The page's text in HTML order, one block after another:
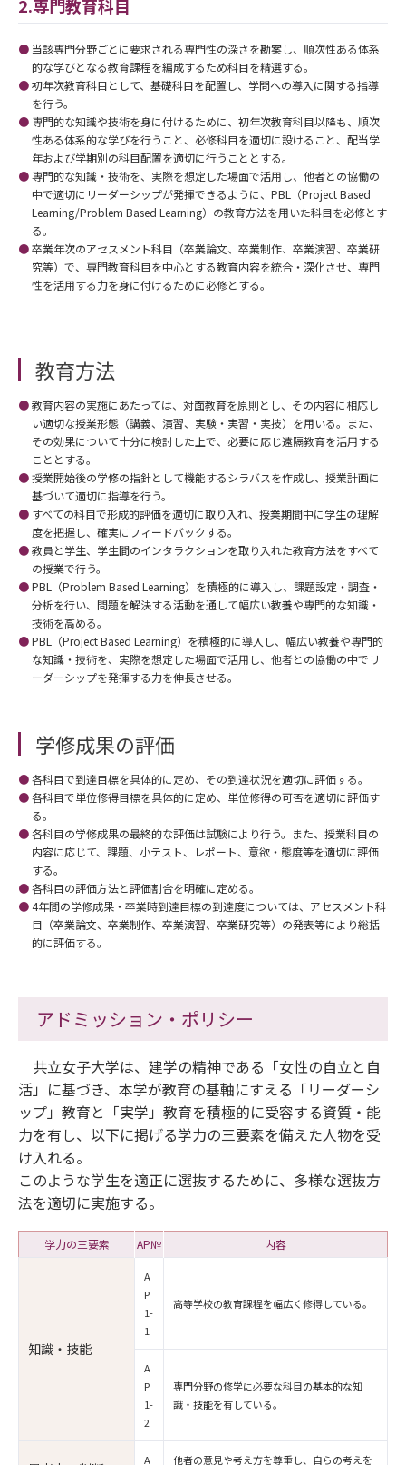
2.専門教育科目
当該専門分野ごとに要求される専門性の深さを勘案し、順次性ある体系
的な学びとなる教育課程を編成するため科目を精選する。
初年次教育科目として、基礎科目を配置し、学問への導入に関する指導
を行う。
専門的な知識や技術を身に付けるために、初年次教育科目以降も、順次
性ある体系的な学びを行うこと、必修科目を適切に設けること、配当学
年および学期別の科目配置を適切に行うこととする。
専門的な知識・技術を、実際を想定した場面で活用し、他者との協働の
中で適切にリーダーシップが発揮できるように、PBL（Project Based
Learning/Problem Based Learning）の教育方法を用いた科目を必修とす
る。
卒業年次のアセスメント科目（卒業論文、卒業制作、卒業演習、卒業研
究等）で、専門教育科目を中心とする教育内容を統合・深化させ、専門
性を活用する力を身に付けるために必修とする。
教育方法
教育内容の実施にあたっては、対面教育を原則とし、その内容に相応し
い適切な授業形態（講義、演習、実験・実習・実技）を用いる。また、
その効果について十分に検討した上で、必要に応じ遠隔教育を活用する
こととする。
授業開始後の学修の指針として機能するシラバスを作成し、授業計画に
基づいて適切に指導を行う。
すべての科目で形成的評価を適切に取り入れ、授業期間中に学生の理解
度を把握し、確実にフィードバックする。
教員と学生、学生間のインタラクションを取り入れた教育方法をすべて
の授業で行う。
PBL（Problem Based Learning）を積極的に導入し、課題設定・調査・
分析を行い、問題を解決する活動を通して幅広い教養や専門的な知識・
技術を高める。
PBL（Project Based Learning）を積極的に導入し、幅広い教養や専門的
な知識・技術を、実際を想定した場面で活用し、他者との協働の中でリ
ーダーシップを発揮する力を伸長させる。
学修成果の評価
各科目で到達目標を具体的に定め、その到達状況を適切に評価する。
各科目で単位修得目標を具体的に定め、単位修得の可否を適切に評価す
る。
各科目の学修成果の最終的な評価は試験により行う。また、授業科目の
内容に応じて、課題、小テスト、レポート、意欲・態度等を適切に評価
する。
各科目の評価方法と評価割合を明確に定める。
4年間の学修成果・卒業時到達目標の到達度については、アセスメント科
目（卒業論文、卒業制作、卒業演習、卒業研究等）の発表等により総括
的に評価する。
アドミッション・ポリシー
共立女子大学は、建学の精神である「女性の自立と自
活」に基づき、本学が教育の基軸にすえる「リーダーシ
ップ」教育と「実学」教育を積極的に受容する資質・能
力を有し、以下に掲げる学力の三要素を備えた人物を受
け入れる。
このような学生を適正に選抜するために、多様な選抜方
法を適切に実施する。
学力の三要素 AP№ 内容
知識・技能
A
P
1-
1
高等学校の教育課程を幅広く修得している。
A
P
1-
2
専門分野の修学に必要な科目の基本的な知
識・技能を有している。
A
他者の意見や考え方を尊重し、自らの考えを